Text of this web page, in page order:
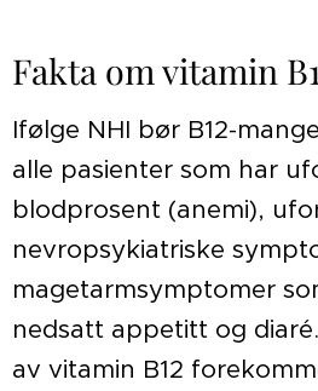
Fakta om vitamin
Ifølge NHI bør B12-
alle pasienter som har
blodprosent (anemi),
nevropsykiatriske
magetarmsymptomer
nedsatt appetitt og
av vitamin B12